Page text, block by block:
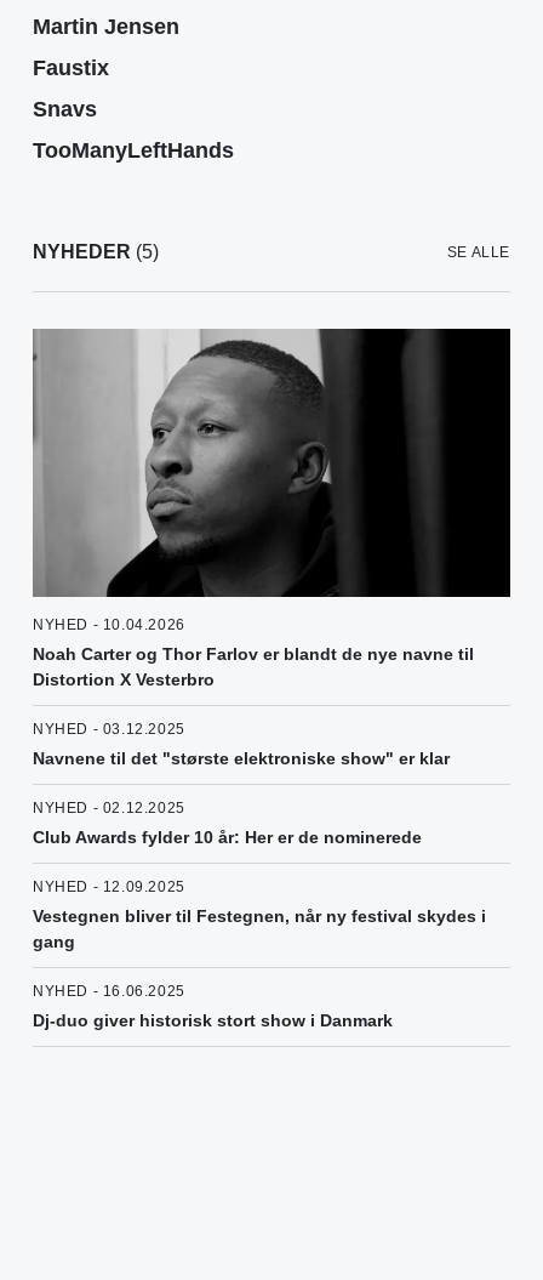
Martin Jensen
Faustix
Snavs
TooManyLeftHands
NYHEDER (5) SE ALLE
NYHED - 10.04.2026
Noah Carter og Thor Farlov er blandt de nye navne til
Distortion X Vesterbro
NYHED - 03.12.2025
Navnene til det "største elektroniske show" er klar
NYHED - 02.12.2025
Club Awards fylder 10 år: Her er de nominerede
NYHED - 12.09.2025
Vestegnen bliver til Festegnen, når ny festival skydes i
gang
NYHED - 16.06.2025
Dj-duo giver historisk stort show i Danmark